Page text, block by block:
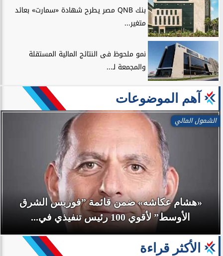
بنك QNB مصر يطرح شهادة «سمارت» بعائد
متغير...
نمو ملحوظ فى النتائج المالية المستقلة
والمجمعة لـ...
آهم الموضوعات
اتصالات
تنظيم الاتصالات في مصر: عدم وجود أي عطل فني
بتطبيق My NTRA...
الأكثر قراءة